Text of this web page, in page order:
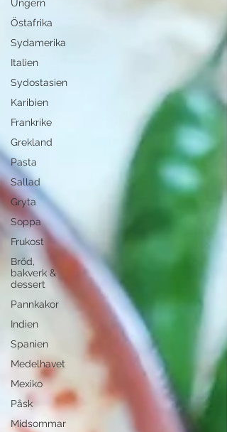
Ungern
Östafrika
Sydamerika
Italien
Sydostasien
Karibien
Frankrike
Grekland
Pasta
Sallad
Gryta
Soppa
Frukost
Bröd,
bakverk &
dessert
Pannkakor
Indien
Spanien
Medelhavet
Mexiko
Påsk
Midsommar